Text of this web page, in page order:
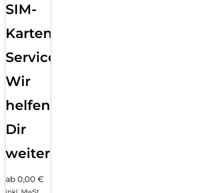
SIM-
Karten
Service:
Wir
helfen
Dir
weiter
ab 0,00 €